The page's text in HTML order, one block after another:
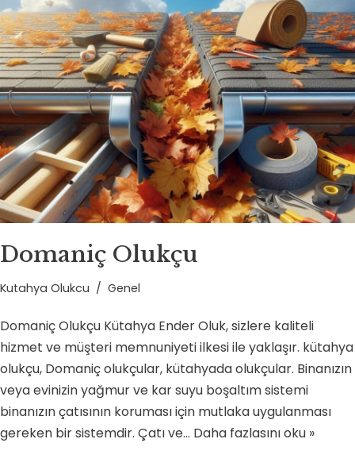
Domaniç Olukçu
Kutahya Olukcu Genel
Domaniç Olukçu Kütahya Ender Oluk, sizlere kaliteli
hizmet ve müşteri memnuniyeti ilkesi ile yaklaşır. kütahya
olukçu, Domaniç olukçular, kütahyada olukçular. Binanızın
veya evinizin yağmur ve kar suyu boşaltım sistemi
binanızın çatısının koruması için mutlaka uygulanması
gereken bir sistemdir. Çatı ve… Daha fazlasını oku »